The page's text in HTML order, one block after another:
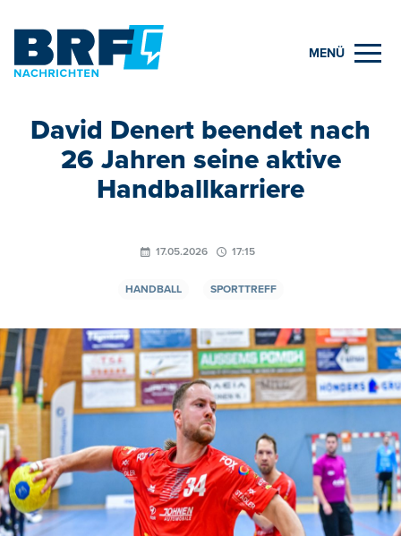
MENÜ
David Denert beendet nach
26 Jahren seine aktive
Handballkarriere
17.05.2026 17:15
HANDBALL SPORTTREFF